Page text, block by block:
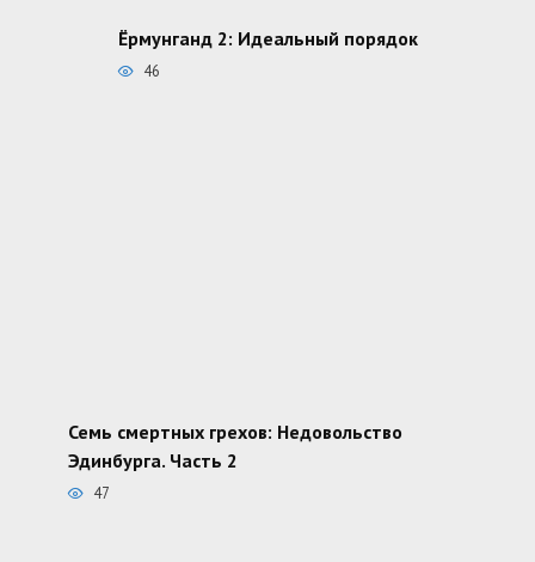
Ёрмунганд 2: Идеальный порядок
46
Семь смертных грехов: Недовольство
Эдинбурга. Часть 2
47